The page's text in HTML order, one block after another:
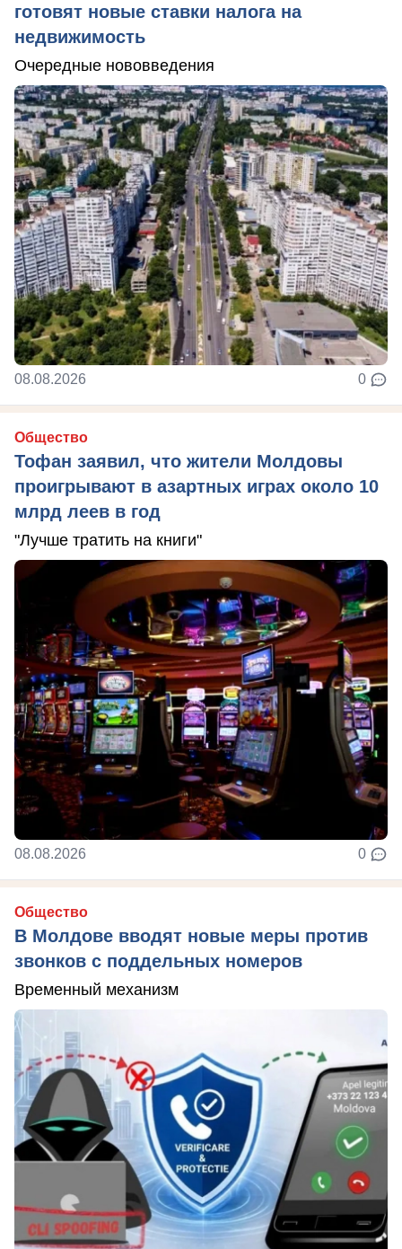
готовят новые ставки налога на
недвижимость
Очередные нововведения
08.08.2026 0
Общество
Тофан заявил, что жители Молдовы
проигрывают в азартных играх около 10
млрд леев в год
"Лучше тратить на книги"
08.08.2026 0
Общество
В Молдове вводят новые меры против
звонков с поддельных номеров
Временный механизм